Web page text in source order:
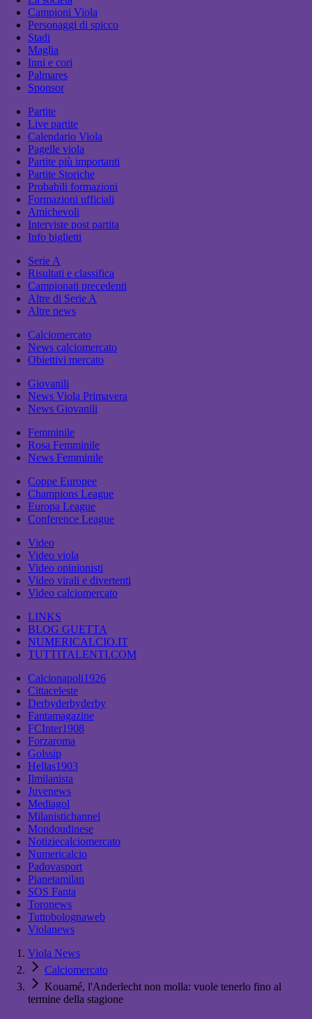
Campioni Viola
Personaggi di spicco
Stadi
Maglia
Inni e cori
Palmares
Sponsor
Partite
Live partite
Calendario Viola
Pagelle viola
Partite più importanti
Partite Storiche
Probabili formazioni
Formazioni ufficiali
Amichevoli
Interviste post partita
Info biglietti
Serie A
Risultati e classifica
Campionati precedenti
Altre di Serie A
Altre news
Calciomercato
News calciomercato
Obiettivi mercato
Giovanili
News Viola Primavera
News Giovanili
Femminile
Rosa Femminile
News Femminile
Coppe Europee
Champions League
Europa League
Conference League
Video
Video viola
Video opinionisti
Video virali e divertenti
Video calciomercato
LINKS
BLOG GUETTA
NUMERICALCIO.IT
TUTTITALENTI.COM
Calcionapoli1926
Cittaceleste
Derbyderbyderby
Fantamagazine
FCInter1908
Forzaroma
Golssip
Hellas1903
Ilmilanista
Juvenews
Mediagol
Milanistichannel
Mondoudinese
Notiziecalciomercato
Numericalcio
Padovasport
Pianetamilan
SOS Fanta
Toronews
Tuttobolognaweb
Violanews
Viola News
Calciomercato
Kouamé, l'Anderlecht non molla: vuole tenerlo fino al
termine della stagione